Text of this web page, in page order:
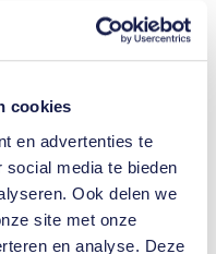
cookies
en advertenties te
media te bieden
Ook delen we
site met onze
en analyse. Deze
0
Brons